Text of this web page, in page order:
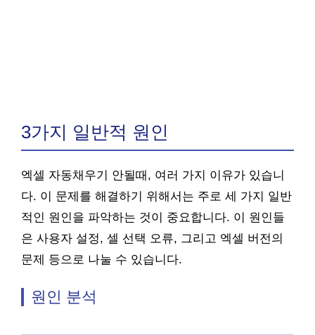
3가지 일반적 원인
엑셀 자동채우기 안될때, 여러 가지 이유가 있습니
다. 이 문제를 해결하기 위해서는 주로 세 가지 일반
적인 원인을 파악하는 것이 중요합니다. 이 원인들
은 사용자 설정, 셀 선택 오류, 그리고 엑셀 버전의
문제 등으로 나눌 수 있습니다.
원인 분석